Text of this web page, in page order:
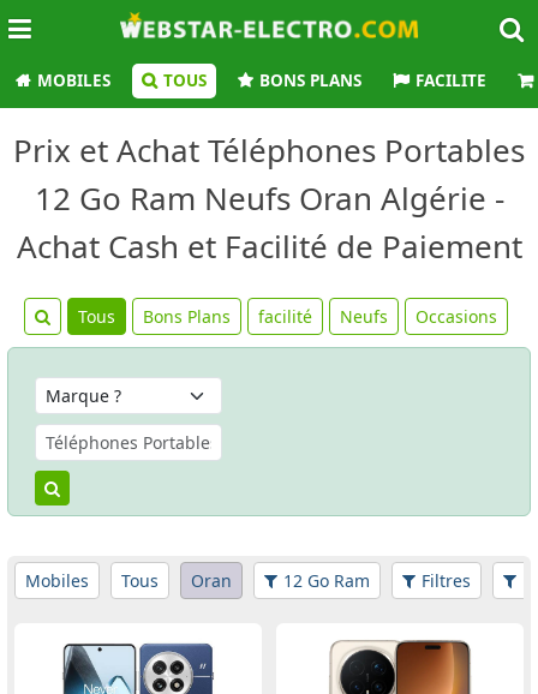
MOBILES TOUS BONS PLANS FACILITE
Prix et Achat Téléphones Portables
12 Go Ram Neufs Oran Algérie -
Achat Cash et Facilité de Paiement
Tous Bons Plans facilité Neufs Occasions
Mobiles Tous Oran 12 Go Ram Filtres